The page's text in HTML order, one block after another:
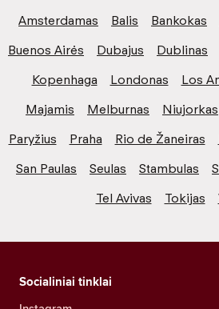
Amsterdamas Balis Bankokas
Buenos Airės
Dubajus Dublinas
Kopenhaga
Londonas Los
Majamis
Melburnas Niujorkas
Paryžius
Praha Rio de Žaneiras
San Paulas
Seulas Stambulas
Tel Avivas
Tokijas
Socialiniai tinklai